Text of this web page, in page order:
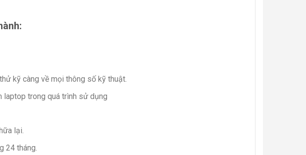
kỹ càng về mọi thông số kỹ thuật.
laptop trong quá trình sử dụng
lại.
24 tháng.